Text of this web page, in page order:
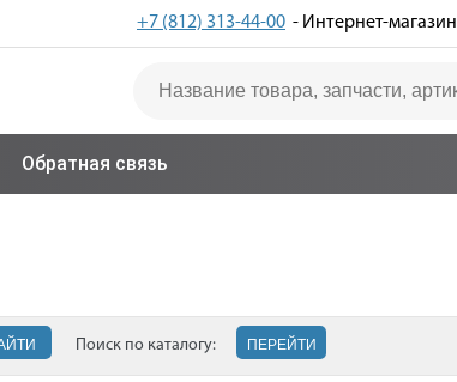
+7 (812) 313-44-00 - Интернет-магазин
Обратная связь
Поиск по каталогу: ПЕРЕЙТИ